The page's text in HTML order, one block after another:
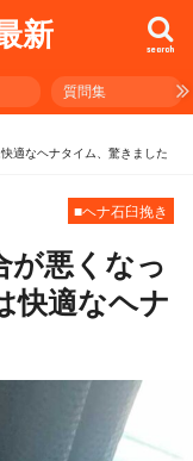
新 search
質問集
適なヘナタイム、驚きました
■ヘナ石臼挽き
が悪くなっ
快適なヘナ